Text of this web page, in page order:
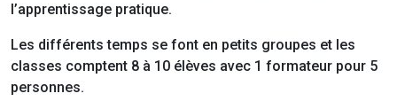
l’apprentissage pratique.
Les différents temps se font en petits groupes et les
classes comptent 8 à 10 élèves avec 1 formateur pour 5
personnes.